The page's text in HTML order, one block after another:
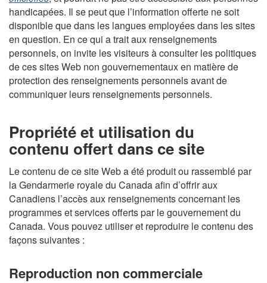
handicapées. Il se peut que l’information offerte ne soit
disponible que dans les langues employées dans les sites
en question. En ce qui a trait aux renseignements
personnels, on invite les visiteurs à consulter les politiques
de ces sites Web non gouvernementaux en matière de
protection des renseignements personnels avant de
communiquer leurs renseignements personnels.
Propriété et utilisation du
contenu offert dans ce site
Le contenu de ce site Web a été produit ou rassemblé par
la Gendarmerie royale du Canada afin d’offrir aux
Canadiens l’accès aux renseignements concernant les
programmes et services offerts par le gouvernement du
Canada. Vous pouvez utiliser et reproduire le contenu des
façons suivantes :
Reproduction non commerciale